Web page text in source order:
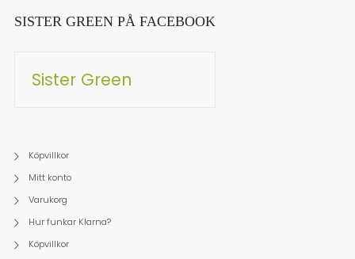
SISTER GREEN PÅ FACEBOOK
Sister Green
Köpvillkor
Mitt konto
Varukorg
Hur funkar Klarna?
Köpvillkor